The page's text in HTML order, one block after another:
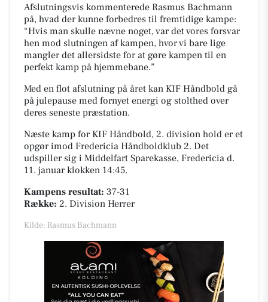
Afslutningsvis kommenterede Rasmus Bachmann
på, hvad der kunne forbedres til fremtidige kampe:
“Hvis man skulle nævne noget, var det vores forsvar
hen mod slutningen af kampen, hvor vi bare lige
mangler det allersidste for at gøre kampen til en
perfekt kamp på hjemmebane.”
Med en flot afslutning på året kan KIF Håndbold gå
på julepause med fornyet energi og stolthed over
deres seneste præstation.
Næste kamp for KIF Håndbold, 2. division hold er et
opgør imod Fredericia Håndboldklub 2. Det
udspiller sig i Middelfart Sparekasse, Fredericia d.
11. januar klokken 14:45.
Kampens resultat: 37-31
Række: 2. Division Herrer
Kilde: Rasmus Bachmann